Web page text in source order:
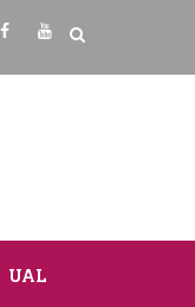
Facebook
Youtube
UAL